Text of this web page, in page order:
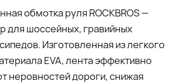
обмотка руля ROCKBROS —
для шоссейных, гравийных
Изготовленная из легкого
EVA, лента эффективно
неровностей дороги, снижая